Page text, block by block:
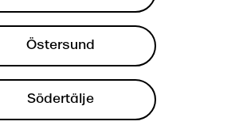
Östersund
Södertälje